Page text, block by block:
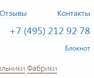
Отзывы Контакты
+7 (495) 212 92 78
Блокнот
Фабрики